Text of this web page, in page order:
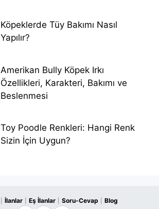
Köpeklerde Tüy Bakımı Nasıl
Yapılır?
Amerikan Bully Köpek Irkı
Özellikleri, Karakteri, Bakımı ve
Beslenmesi
Toy Poodle Renkleri: Hangi Renk
Sizin İçin Uygun?
İlanlar Eş İlanlar Soru-Cevap Blog